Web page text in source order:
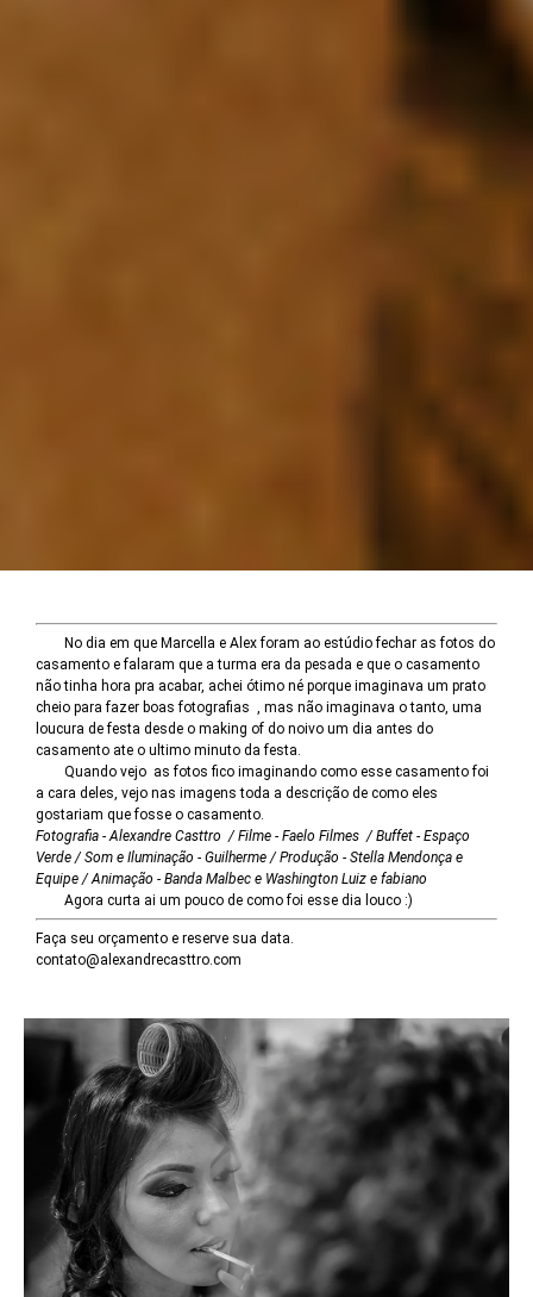
No dia em que Marcella e Alex foram ao estúdio fechar as fotos do
casamento e falaram que a turma era da pesada e que o casamento
não tinha hora pra acabar, achei ótimo né porque imaginava um prato
cheio para fazer boas fotografias , mas não imaginava o tanto, uma
loucura de festa desde o making of do noivo um dia antes do
casamento ate o ultimo minuto da festa.
Quando vejo as fotos fico imaginando como esse casamento foi
a cara deles, vejo nas imagens toda a descrição de como eles
gostariam que fosse o casamento.
Fotografia - Alexandre Casttro / Filme - Faelo Filmes / Buffet - Espaço
Verde / Som e Iluminação - Guilherme / Produção - Stella Mendonça e
Equipe / Animação - Banda Malbec e Washington Luiz e fabiano
Agora curta ai um pouco de como foi esse dia louco :)
Faça seu orçamento e reserve sua data.
contato@alexandrecasttro.com